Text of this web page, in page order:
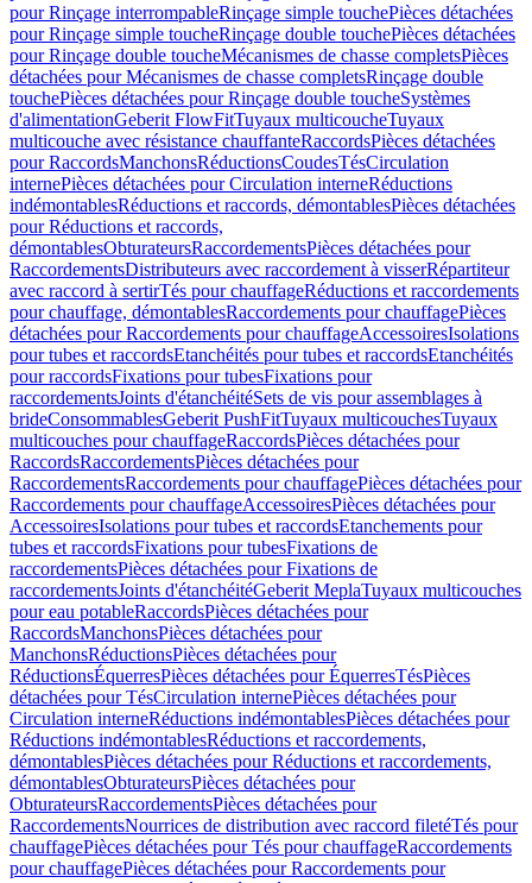
pour Rinçage interrompableRinçage simple touchePièces détachées
pour Rinçage simple toucheRinçage double touchePièces détachées
pour Rinçage double toucheMécanismes de chasse completsPièces
détachées pour Mécanismes de chasse completsRinçage double
touchePièces détachées pour Rinçage double toucheSystèmes
d'alimentationGeberit FlowFitTuyaux multicoucheTuyaux
multicouche avec résistance chauffanteRaccordsPièces détachées
pour RaccordsManchonsRéductionsCoudesTésCirculation
internePièces détachées pour Circulation interneRéductions
indémontablesRéductions et raccords, démontablesPièces détachées
pour Réductions et raccords,
démontablesObturateursRaccordementsPièces détachées pour
RaccordementsDistributeurs avec raccordement à visserRépartiteur
avec raccord à sertirTés pour chauffageRéductions et raccordements
pour chauffage, démontablesRaccordements pour chauffagePièces
détachées pour Raccordements pour chauffageAccessoiresIsolations
pour tubes et raccordsEtanchéités pour tubes et raccordsEtanchéités
pour raccordsFixations pour tubesFixations pour
raccordementsJoints d'étanchéitéSets de vis pour assemblages à
brideConsommablesGeberit PushFitTuyaux multicouchesTuyaux
multicouches pour chauffageRaccordsPièces détachées pour
RaccordsRaccordementsPièces détachées pour
RaccordementsRaccordements pour chauffagePièces détachées pour
Raccordements pour chauffageAccessoiresPièces détachées pour
AccessoiresIsolations pour tubes et raccordsEtanchements pour
tubes et raccordsFixations pour tubesFixations de
raccordementsPièces détachées pour Fixations de
raccordementsJoints d'étanchéitéGeberit MeplaTuyaux multicouches
pour eau potableRaccordsPièces détachées pour
RaccordsManchonsPièces détachées pour
ManchonsRéductionsPièces détachées pour
RéductionsÉquerresPièces détachées pour ÉquerresTésPièces
détachées pour TésCirculation internePièces détachées pour
Circulation interneRéductions indémontablesPièces détachées pour
Réductions indémontablesRéductions et raccordements,
démontablesPièces détachées pour Réductions et raccordements,
démontablesObturateursPièces détachées pour
ObturateursRaccordementsPièces détachées pour
RaccordementsNourrices de distribution avec raccord filetéTés pour
chauffagePièces détachées pour Tés pour chauffageRaccordements
pour chauffagePièces détachées pour Raccordements pour